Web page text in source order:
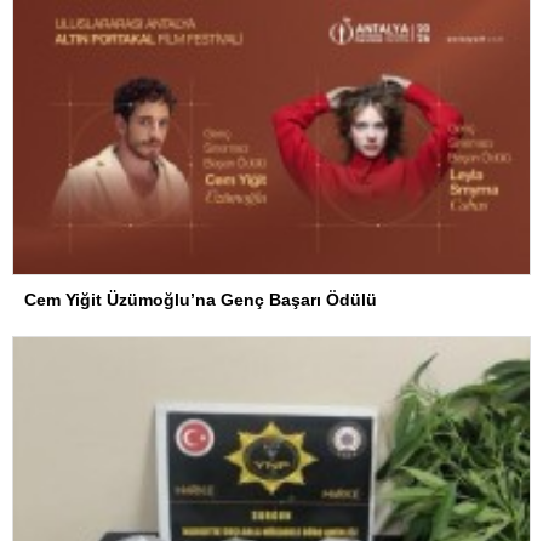
Cem Yiğit Üzümoğlu’na Genç Başarı Ödülü